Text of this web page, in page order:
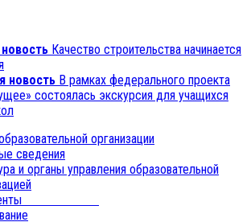
Качество строительства начинается
новость В рамках федерального проекта
состоялась экскурсия для учащихся
организации
сведения
и органы управления образовательной